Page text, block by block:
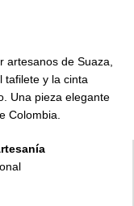
de Suaza,
tafilete y la cinta
Una pieza elegante
Colombia.